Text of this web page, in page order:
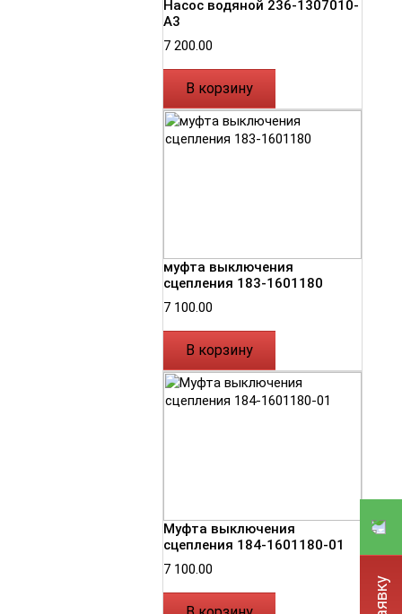
Насос водяной 236-1307010-
А3
7 200.00
В корзину
муфта выключения
сцепления 183-1601180
7 100.00
В корзину
Муфта выключения
сцепления 184-1601180-01
7 100.00